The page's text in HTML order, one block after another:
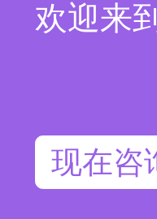
欢迎来
现在咨